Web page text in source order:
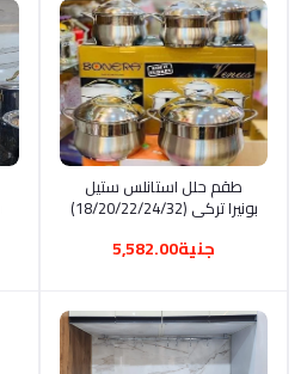
أضف إلى السلة
طقم حلل استانلس ستيل
بونيرا تركي (18/20/22/24/32)
جنية5,582.00